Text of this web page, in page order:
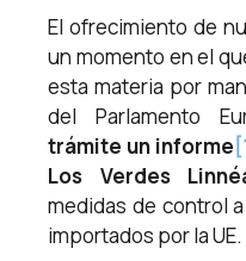
El ofrecimiento de
un momento en el
esta materia por
del Parlamento
trámite un informe
Los Verdes
medidas de control
importados por la UE.